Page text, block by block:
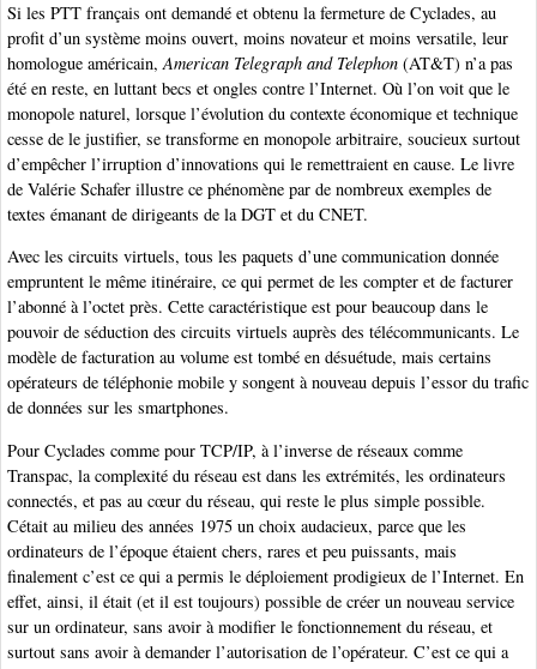
Si les PTT français ont demandé et obtenu la fermeture de Cyclades, au
profit d’un système moins ouvert, moins novateur et moins versatile, leur
homologue américain,American Telegraph and Telephon (AT&T) n’a pas
été en reste, en luttant becs et ongles contre l’Internet. Où l’on voit que le
monopole naturel, lorsque l’évolution du contexte économique et technique
cesse de le justifier, se transforme en monopole arbitraire, soucieux surtout
d’empêcher l’irruption d’innovations qui le remettraient en cause. Le livre
de Valérie Schafer illustre ce phénomène par de nombreux exemples de
textes émanant de dirigeants de la DGT et du CNET.
Avec les circuits virtuels, tous les paquets d’une communication donnée
empruntent le même itinéraire, ce qui permet de les compter et de facturer
l’abonné à l’octet près. Cette caractéristique est pour beaucoup dans le
pouvoir de séduction des circuits virtuels auprès des télécommunicants. Le
modèle de facturation au volume est tombé en désuétude, mais certains
opérateurs de téléphonie mobile y songent à nouveau depuis l’essor du trafic
de données sur les smartphones.
Pour Cyclades comme pour TCP/IP, à l’inverse de réseaux comme
Transpac, la complexité du réseau est dans les extrémités, les ordinateurs
connectés, et pas au cœur du réseau, qui reste le plus simple possible.
Cétait au milieu des années 1975 un choix audacieux, parce que les
ordinateurs de l’époque étaient chers, rares et peu puissants, mais
finalement c’est ce qui a permis le déploiement prodigieux de l’Internet. En
effet, ainsi, il était (et il est toujours) possible de créer un nouveau service
sur un ordinateur, sans avoir à modifier le fonctionnement du réseau, et
surtout sans avoir à demander l’autorisation de l’opérateur. C’est ce qui a